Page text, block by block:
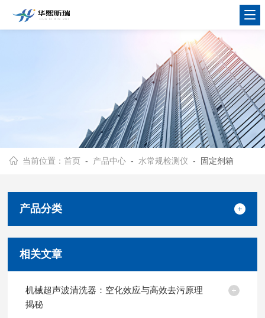
当前位置：首页 - 产品中心 - 水常规检测仪 - 固定剂箱
产品分类
相关文章
机械超声波清洗器：空化效应与高效去污原理
揭秘